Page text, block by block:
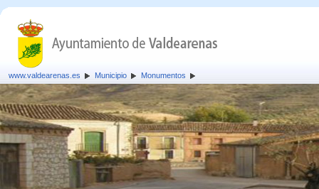
www.valdearenas.es Municipio Monumentos